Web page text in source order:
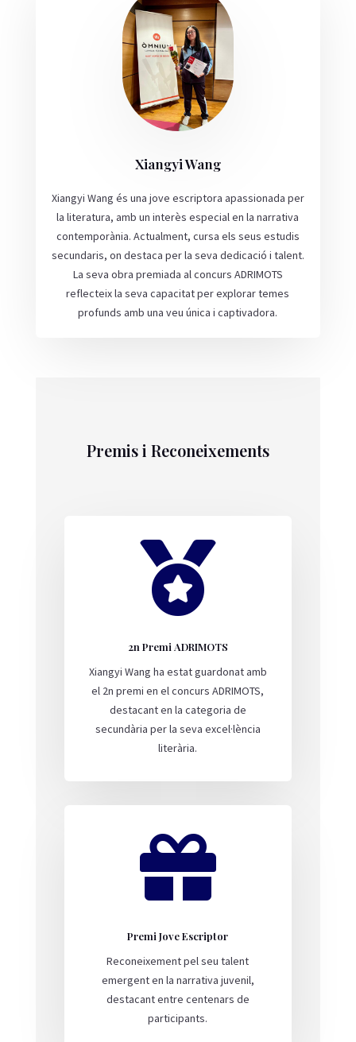
Xiangyi Wang
Xiangyi Wang és una jove escriptora apassionada per
la literatura, amb un interès especial en la narrativa
contemporània. Actualment, cursa els seus estudis
secundaris, on destaca per la seva dedicació i talent.
La seva obra premiada al concurs ADRIMOTS
reflecteix la seva capacitat per explorar temes
profunds amb una veu única i captivadora.
Premis i Reconeixements

2n Premi ADRIMOTS
Xiangyi Wang ha estat guardonat amb
el 2n premi en el concurs ADRIMOTS,
destacant en la categoria de
secundària per la seva excel·lència
literària.

Premi Jove Escriptor
Reconeixement pel seu talent
emergent en la narrativa juvenil,
destacant entre centenars de
participants.